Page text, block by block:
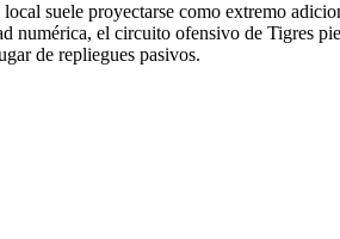
suele proyectarse como extremo
numérica, el circuito ofensivo de Tigres
de repliegues pasivos.